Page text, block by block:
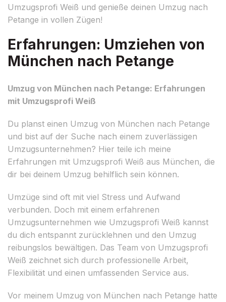
Umzugsprofi Weiß und genieße deinen Umzug nach
Petange in vollen Zügen!
Erfahrungen: Umziehen von
München nach Petange
Umzug von München nach Petange: Erfahrungen
mit Umzugsprofi Weiß
Du planst einen Umzug von München nach Petange
und bist auf der Suche nach einem zuverlässigen
Umzugsunternehmen? Hier teile ich meine
Erfahrungen mit Umzugsprofi Weiß aus München, die
dir bei deinem Umzug behilflich sein können.
Umzüge sind oft mit viel Stress und Aufwand
verbunden. Doch mit einem erfahrenen
Umzugsunternehmen wie Umzugsprofi Weiß kannst
du dich entspannt zurücklehnen und den Umzug
reibungslos bewältigen. Das Team von Umzugsprofi
Weiß zeichnet sich durch professionelle Arbeit,
Flexibilität und einen umfassenden Service aus.
Vor meinem Umzug von München nach Petange hatte